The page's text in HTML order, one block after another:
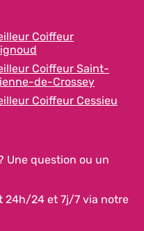
Coiffeur
Coiffeur Saint-
de-Crossey
Coiffeur Cessieu
Une question ou un
24h/24 et 7j/7 via notre